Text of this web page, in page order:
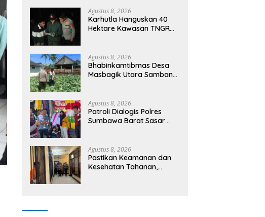
Agustus 8, 2026
Karhutla Hanguskan 40
Hektare Kawasan TNGR
Padamkan Api
Agustus 8, 2026
Bhabinkamtibmas Desa
Masbagik Utara Sambangi
Pangan
Agustus 8, 2026
Patroli Dialogis Polres
Sumbawa Barat Sasar
Tetap Kondusif
Agustus 8, 2026
Pastikan Keamanan dan
Kesehatan Tahanan,